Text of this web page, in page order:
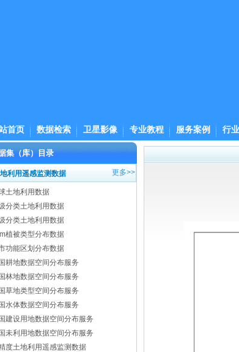
首页 数据检索 卫星影像 专业教程 服务案例 行
集（库）目录
利用遥感监测数据 更多>>
土地利用数据
分类土地利用数据
分类土地利用数据
植被类型分布数据
功能区划分布数据
耕地数据空间分布服务
林地数据空间分布服务
草地类型空间分布服务
水体数据空间分布服务
建设用地数据空间分布服务
未利用地数据空间分布服务
度土地利用遥感监测数据